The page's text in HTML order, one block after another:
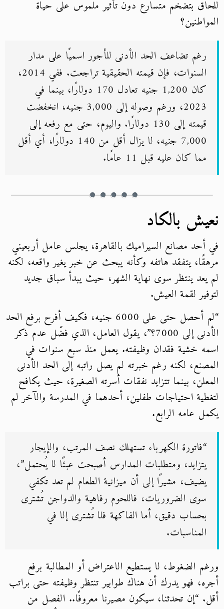
للحاق بتضخم متسارع دون تأثير ملموس على حياة
المواطنين؟
رغم تضاعف الحد الأدنى للأجور اسميًا على مدار
السنوات، فإن قيمته الحقيقية تراجعت. ففي 2014،
كان 1,200 جنيه تعادل 170 دولارًا، بينما في
2023، ورغم وصوله إلى 3,000 جنيه، انخفضت
قيمته إلى 130 دولارًا. واليوم، حتى مع رفعه إلى
7,000 جنيه، لا يزال أقل من 140 دولارًا، أي أقل
مما كان عليه قبل 11 عامًا.
نعيش بالكاد
في أحد مصانع السيراميك بالقاهرة، يجلس عامل أربعيني
مرهقًا، يتفقد هاتفه وكأنه يبحث عن خبر يغير واقعه، لكنه
لم يعد ينتظر سوى نهاية الشهر، حيث يبدأ سباق جديد
لتوفير لقمة العيش.
“لم أحصل حتى على 6000 جنيه، فكيف أفرح برفع الحد
الأدنى إلى 7000؟”، يقول العامل، الذي فضّل عدم ذكر
اسمه خشية فقدان وظيفته. يعمل منذ سبع سنوات في
المصنع، لكنه رغم خبرته لم يصل راتبه إلى الحد الأدنى
المعلن، بينما تتزايد نفقات أسرته الصغيرة، حيث يكافح
لتغطية احتياجات طفلين، أحدهما في المدرسة والآخر لم
يكمل عامه الرابع.
“فاتورة الكهرباء تستهلك نصف المرتب، والإيجار
يتزايد، ومتطلبات المدارس أصبحت عبئًا لا يُحتمل”،
يضيف، مشيرًا إلى أن ميزانية الطعام لم تعد تكفي
سوى الضروريات، فاللحوم رفاهية والدواجن تُشترى
بحساب دقيق، أما الفاكهة فلا تُشترى إلا في
المناسبات.
ورغم الضغوط، لا يستطيع الاعتراض أو المطالبة برفع
أجره، فهو يدرك أن هناك طوابير تنتظر وظيفته حتى براتب
أقل. “إن تحدثنا، سيكون مصيرنا معروفًا.. الفصل من